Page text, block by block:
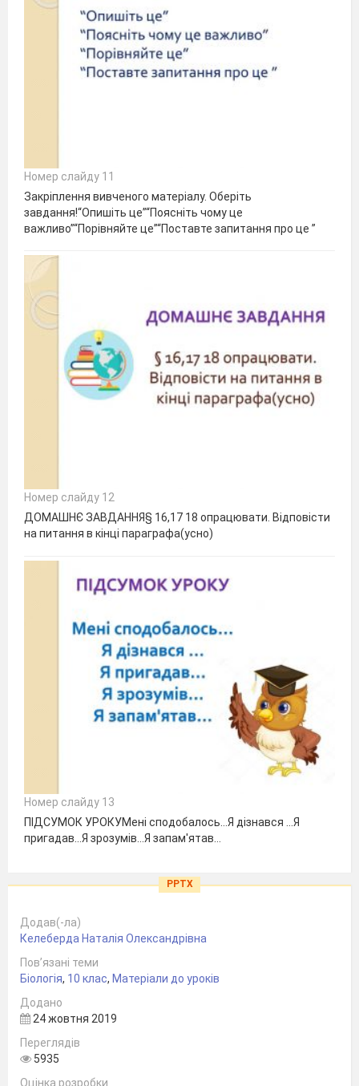
Номер слайду 11
Закріплення вивченого матеріалу. Оберіть
завдання!“Опишіть це”“Поясніть чому це
важливо”“Порівняйте це”“Поставте запитання про це ”
Номер слайду 12
ДОМАШНЄ ЗАВДАННЯ§ 16,17 18 опрацювати. Відповісти
на питання в кінці параграфа(усно)
Номер слайду 13
ПІДСУМОК УРОКУМені сподобалось…Я дізнався …Я
пригадав…Я зрозумів…Я запам'ятав…
PPTX
Додав(-ла)
Келеберда Наталія Олександрівна
Пов’язані теми
Біологія, 10 клас, Матеріали до уроків
Додано
24 жовтня 2019
Переглядів
5935
Оцінка розробки